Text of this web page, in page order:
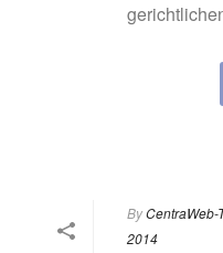
ByCentraWeb-
2014